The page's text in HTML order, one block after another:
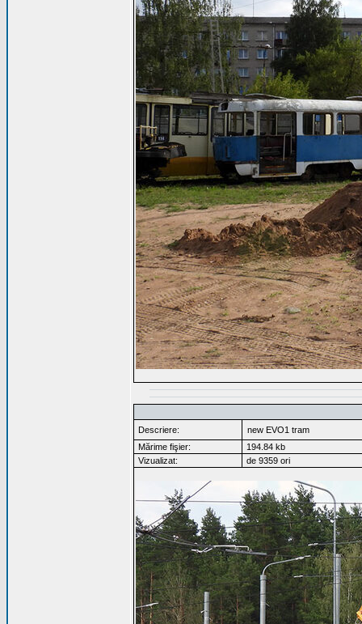
Descriere:
new EVO1 tram
Mărime fişier:
194.84 kb
Vizualizat:
de 9359 ori